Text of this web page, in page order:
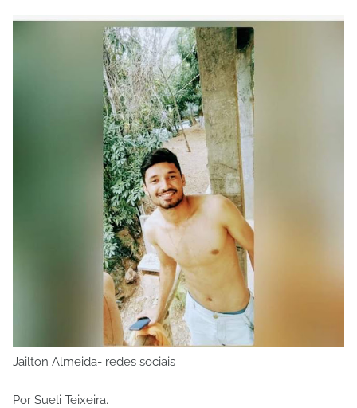
Jailton Almeida- redes sociais
Por Sueli Teixeira.